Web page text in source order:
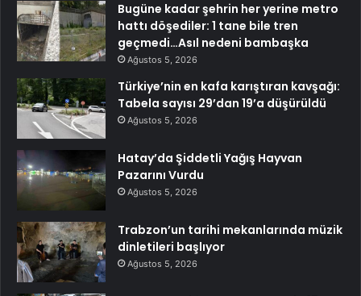
Bugüne kadar şehrin her yerine metro
hattı döşediler: 1 tane bile tren
geçmedi…Asıl nedeni bambaşka
Ağustos 5, 2026
Türkiye’nin en kafa karıştıran kavşağı:
Tabela sayısı 29’dan 19’a düşürüldü
Ağustos 5, 2026
Hatay’da Şiddetli Yağış Hayvan
Pazarını Vurdu
Ağustos 5, 2026
Trabzon’un tarihi mekanlarında müzik
dinletileri başlıyor
Ağustos 5, 2026